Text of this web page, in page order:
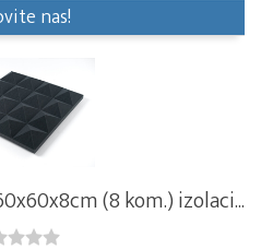
nas!
(8 kom.) izolaci...